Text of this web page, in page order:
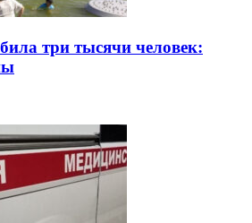
три тысячи человек: